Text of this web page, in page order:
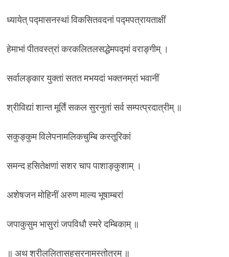
ध्यायेत् पद्मासनस्थां विकसितवदनां पद्मपत्रायताक्षीं
हेमाभां पीतवस्त्रां करकलितलसद्धेमपद्मां वराङ्गीम् ।
सर्वालङ्कार युक्तां सतत मभयदां भक्तनम्रां भवानीं
श्रीविद्यां शान्त मूर्तिं सकल सुरनुतां सर्व सम्पत्प्रदात्रीम् ॥
सकुङ्कुम विलेपनामलिकचुम्बि कस्तूरिकां
समन्द हसितेक्षणां सशर चाप पाशाङ्कुशाम् ।
अशेषजन मोहिनीं अरुण माल्य भूषाम्बरां
जपाकुसुम भासुरां जपविधौ स्मरे दम्बिकाम् ॥
॥ अथ श्रीललितासहस्रनामस्तोत्रम् ॥